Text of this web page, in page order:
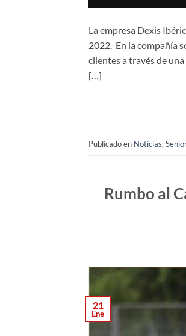
La empresa Dexis
2022. En la compañía
clientes a través de
[…]
Publicado en Noticias,
Rumbo al
21
Ene